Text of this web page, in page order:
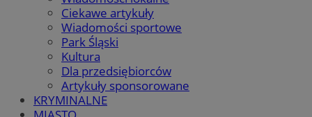
Ciekawe artykuły
Wiadomości sportowe
Park Śląski
Kultura
Dla przedsiębiorców
Artykuły sponsorowane
KRYMINALNE